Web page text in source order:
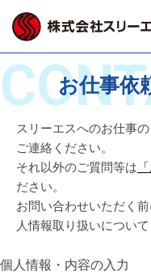
お仕事依
スリーエスへのお仕事
ご連絡ください。
それ以外のご質問等は
ださい。
お問い合わせいただく
人情報取り扱いについて
個人情報・内容の入力